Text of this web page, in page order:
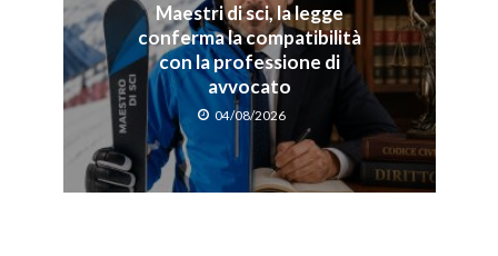
Maestri di sci, la legge
conferma la compatibilità
con la professione di
avvocato
04/08/2026